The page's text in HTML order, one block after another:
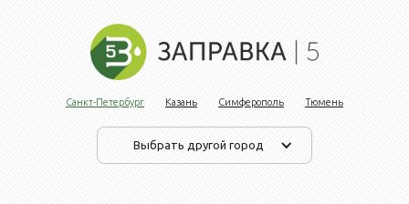
Санкт-Петербург Казань Симферополь Тюмень
Выбрать другой город